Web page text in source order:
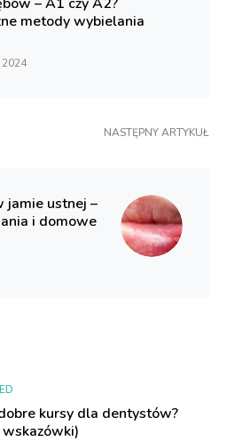
metody wybielania
NASTĘPNY ARTYKUŁ
jamie ustnej –
i domowe
kursy dla dentystów?